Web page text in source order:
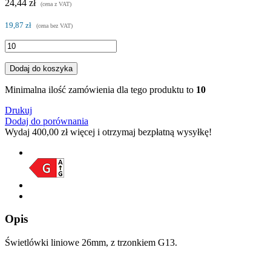
24,44 zł (cena z VAT)
19,87 zł (cena bez VAT)
Dodaj do koszyka
Minimalna ilość zamówienia dla tego produktu to 10
Drukuj
Dodaj do porównania
Wydaj 400,00 złwięcej i otrzymaj bezpłatną wysyłkę!
Opis
Świetlówki liniowe 26mm, z trzonkiem G13.